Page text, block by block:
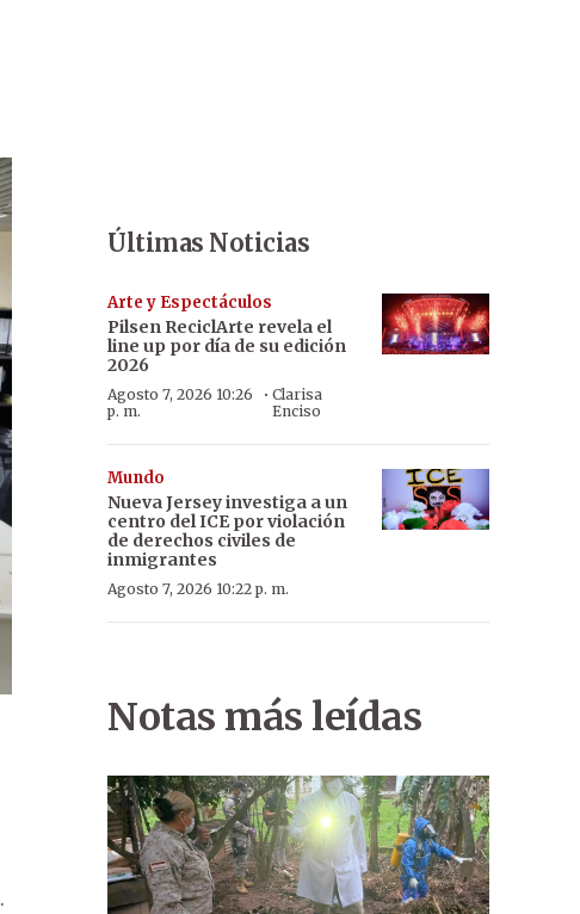
.
Últimas Noticias
Arte y Espectáculos
Pilsen ReciclArte revela el
line up por día de su edición
2026
Agosto 7, 2026 10:26
p. m.
·Clarisa
Enciso
Mundo
Nueva Jersey investiga a un
centro del ICE por violación
de derechos civiles de
inmigrantes
Agosto 7, 2026 10:22 p. m.
Notas más leídas